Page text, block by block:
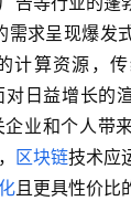
需求呈现爆发
计算资源，
日益增长的
业和个人带
区块链技术应
且更具性价比